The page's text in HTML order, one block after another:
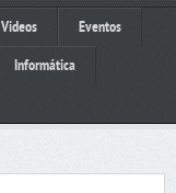
Videos Eventos
Informática